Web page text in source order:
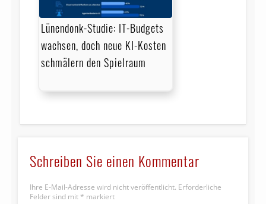
Lünendonk-Studie: IT-Budgets
wachsen, doch neue KI-Kosten
schmälern den Spielraum
Schreiben Sie einen Kommentar
Ihre E-Mail-Adresse wird nicht veröffentlicht. Erforderliche
Felder sind mit * markiert